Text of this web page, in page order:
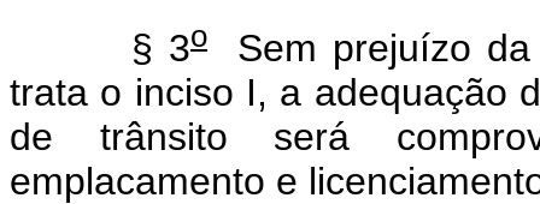
§ 3o
Sem prejuízo da
trata o inciso I, a adequação
de trânsito será
emplacamento e